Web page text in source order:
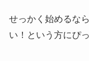
せっかく始めるな
い！という方にぴ